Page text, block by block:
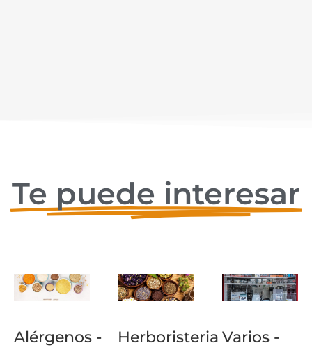
Te puede interesar
Alérgenos -
Herboristeria Varios -